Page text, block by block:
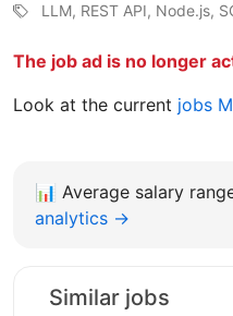
LLM, REST API, Node.js,
The job ad is no longer
Look at the current jobs
📊 Average salary
analytics →
Similar jobs